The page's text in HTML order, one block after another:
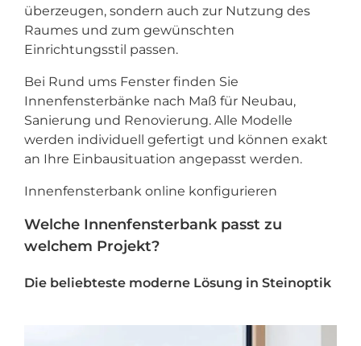
überzeugen, sondern auch zur Nutzung des
Raumes und zum gewünschten
Einrichtungsstil passen.
Bei Rund ums Fenster finden Sie
Innenfensterbänke nach Maß für Neubau,
Sanierung und Renovierung. Alle Modelle
werden individuell gefertigt und können exakt
an Ihre Einbausituation angepasst werden.
Innenfensterbank online konfigurieren
Welche Innenfensterbank passt zu
welchem Projekt?
Die beliebteste moderne Lösung in Steinoptik